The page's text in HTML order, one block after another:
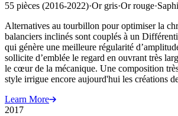
55 pièces (2016-2022)·Or gris·Or rouge·
Alternatives au tourbillon pour optimiser la
balanciers inclinés sont couplés à un
qui génère une meilleure régularité
sollicite d’emblée le regard en ouvrant très
le cœur de la mécanique. Une composition
style irrigue encore aujourd'hui les créations
Learn More
2017